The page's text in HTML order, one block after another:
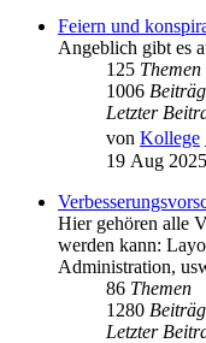
Feiern und
Angeblich gibt es
125 Themen
1006
Letzter
von Kollege
19 Aug
Hier gehören alle
werden kann:
Administration,
86 Themen
1280
Letzter